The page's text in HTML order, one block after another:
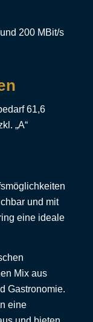
200 MBit/s
61,6
„A“
und mit
eine ideale
Mix aus
Gastronomie.
eine